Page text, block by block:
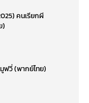
คนเรียกผี
)
มูฟวี่ (พากย์ไทย)